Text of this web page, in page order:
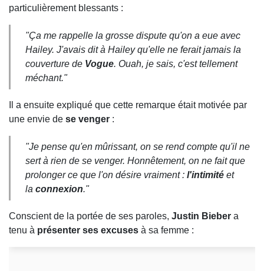
particulièrement blessants :
"Ça me rappelle la grosse dispute qu'on a eue avec
Hailey. J'avais dit à Hailey qu'elle ne ferait jamais la
couverture de Vogue. Ouah, je sais, c'est tellement
méchant."
Il a ensuite expliqué que cette remarque était motivée par
une envie de se venger :
"Je pense qu'en mûrissant, on se rend compte qu'il ne
sert à rien de se venger. Honnêtement, on ne fait que
prolonger ce que l'on désire vraiment : l'intimité et
la connexion."
Conscient de la portée de ses paroles, Justin Bieber a
tenu à présenter ses excuses à sa femme :